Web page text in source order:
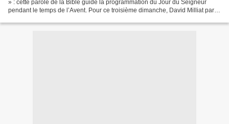
» : cette parole de la Bible guide la programmation du Jour du Seigneur
pendant le temps de l’Avent. Pour ce troisième dimanche, David Milliat part à